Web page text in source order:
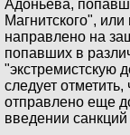
Адоньева,
Магнитского",
направлено на
попавших в
"экстремистскую
следует
отправлено еще
введении